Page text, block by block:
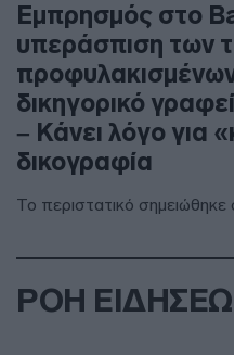
Εμπρησμός στο
υπεράσπιση των
δικηγορικό
– Κάνει λόγο για
δικογραφία
Το περιστατικό σημειώθηκε
ΡΟΗ